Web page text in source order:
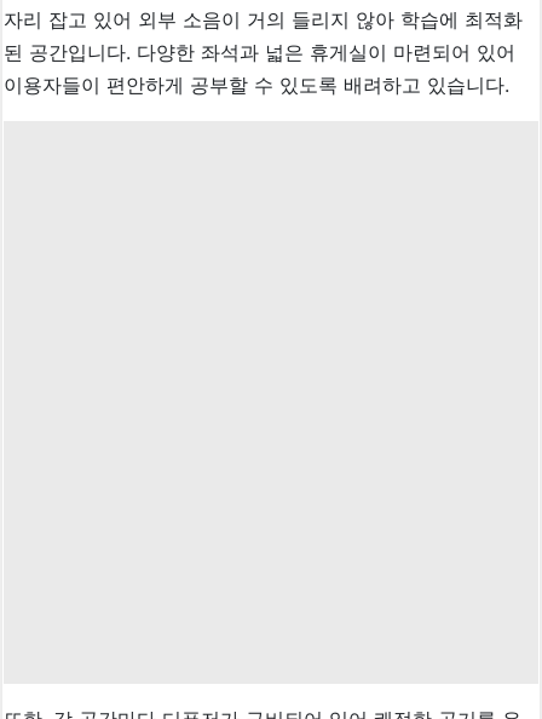
자리 잡고 있어 외부 소음이 거의 들리지 않아 학습에 최적화
된 공간입니다. 다양한 좌석과 넓은 휴게실이 마련되어 있어
이용자들이 편안하게 공부할 수 있도록 배려하고 있습니다.